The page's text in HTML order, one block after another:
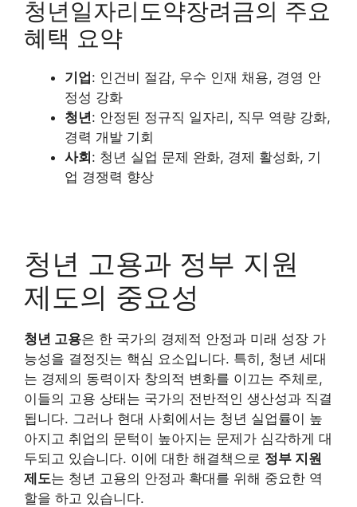
청년일자리도약장려금의 주요
혜택 요약
기업: 인건비 절감, 우수 인재 채용, 경영 안
정성 강화
청년: 안정된 정규직 일자리, 직무 역량 강화,
경력 개발 기회
사회: 청년 실업 문제 완화, 경제 활성화, 기
업 경쟁력 향상
청년 고용과 정부 지원
제도의 중요성
청년 고용은 한 국가의 경제적 안정과 미래 성장 가
능성을 결정짓는 핵심 요소입니다. 특히, 청년 세대
는 경제의 동력이자 창의적 변화를 이끄는 주체로,
이들의 고용 상태는 국가의 전반적인 생산성과 직결
됩니다. 그러나 현대 사회에서는 청년 실업률이 높
아지고 취업의 문턱이 높아지는 문제가 심각하게 대
두되고 있습니다. 이에 대한 해결책으로 정부 지원
제도는 청년 고용의 안정과 확대를 위해 중요한 역
할을 하고 있습니다.